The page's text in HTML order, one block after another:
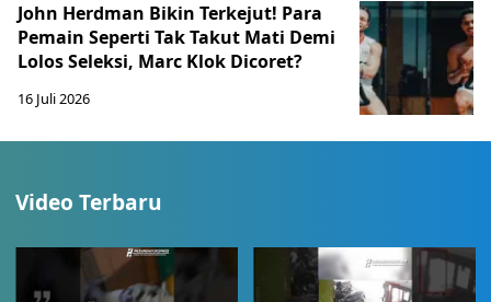
John Herdman Bikin Terkejut! Para
Pemain Seperti Tak Takut Mati Demi
Lolos Seleksi, Marc Klok Dicoret?
16 Juli 2026
Video Terbaru